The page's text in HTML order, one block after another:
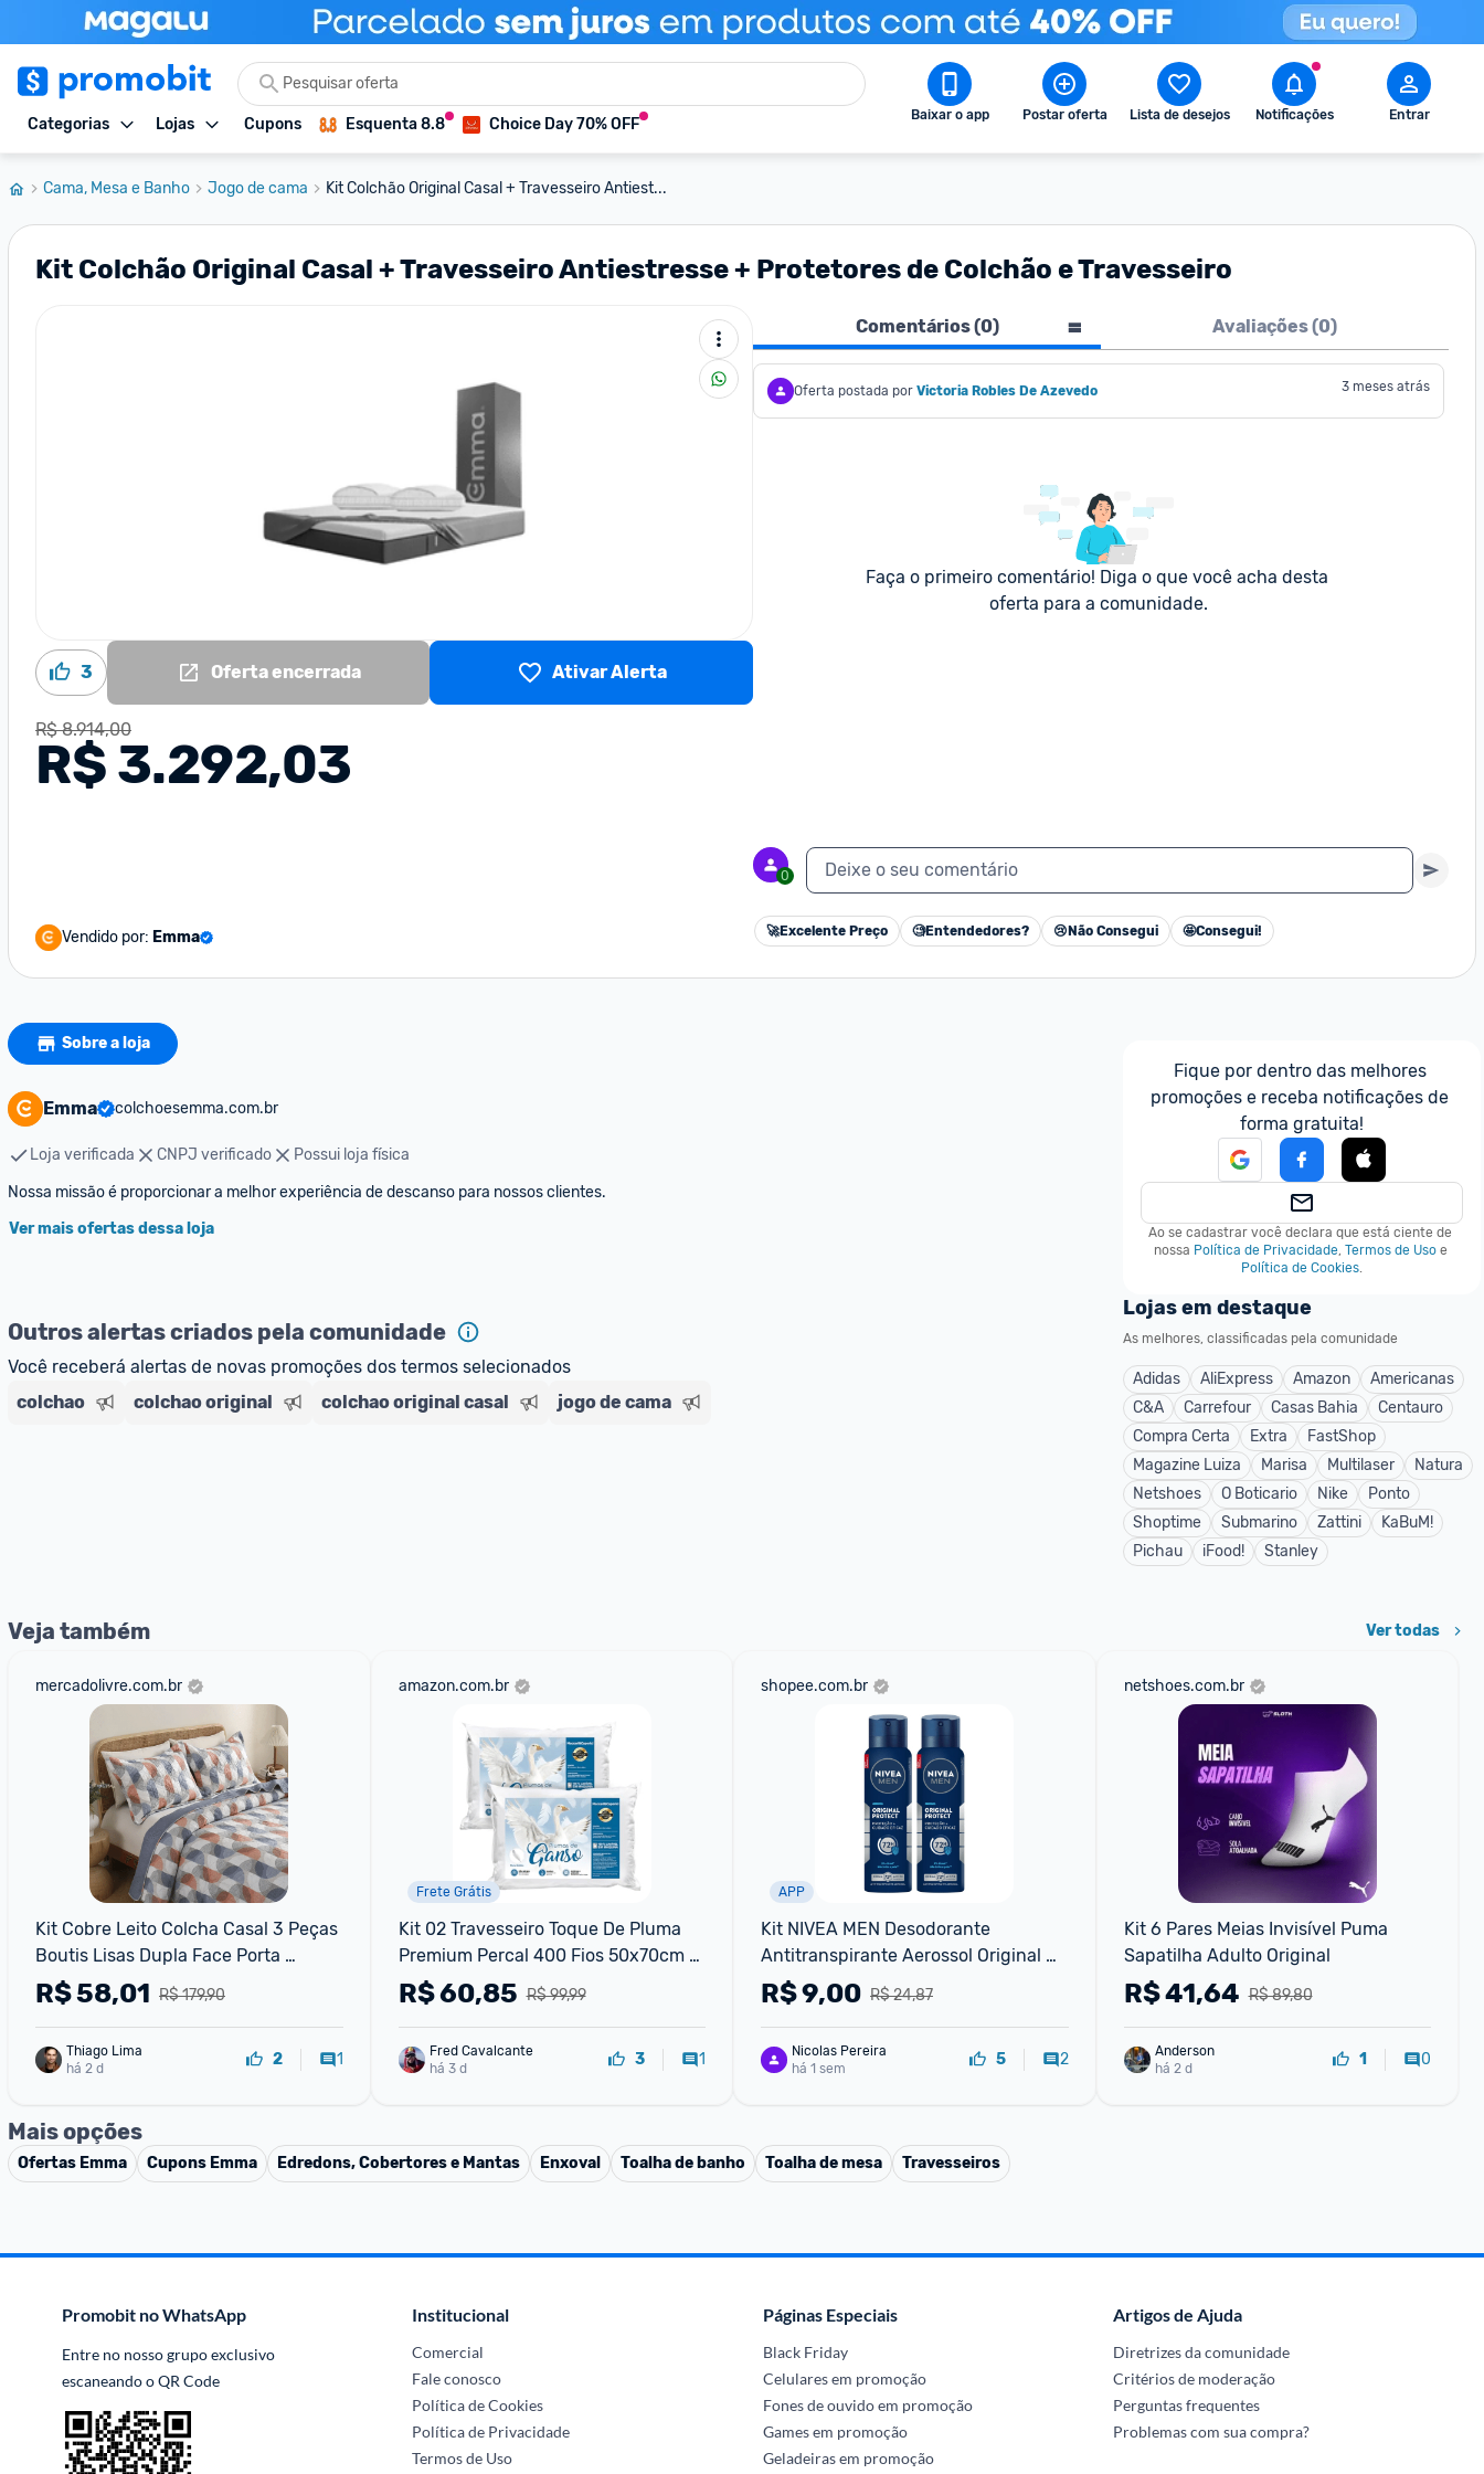
Categorias Lojas Cupons Esquenta 8.8 Choice Day 70% OFF Baixar o app Postar oferta Lista de desejos Notificações Entrar
Cama, Mesa e Banho Jogo de cama Kit Colchão Original Casal + Travesseiro Antiest...
Kit Colchão Original Casal + Travesseiro Antiestresse + Protetores de Colchão e Travesseiro
3 Oferta encerrada Ativar Alerta
R$ 8.914,00
R$ 3.292,03
Vendido por: Emma
Comentários (0) Avaliações (0)
Oferta postada por Victoria Robles De Azevedo 3 meses atrás
Faça o primeiro comentário! Diga o que você acha desta
oferta para a comunidade.
0 Deixe o seu comentário
🚀Excelente Preço 🧐Entendedores? 😢 Não Consegui 🤩Consegui!
Sobre a loja
Emma colchoesemma.com.br
Loja verificada CNPJ verificado
Possui loja física
Ver mais ofertas dessa loja
Outros alertas criados pela comunidade
Você receberá alertas de novas promoções dos termos selecionados
colchao
colchao original colchao original casal jogo de cama
Fique por dentro das melhores
promoções e receba notificações de
forma gratuita!
Ao se cadastrar você declara que está ciente de
nossa Política de Privacidade, Termos de Uso e
Política de Cookies.
Lojas em destaque
As melhores, classificadas pela comunidade
Adidas AliExpress Amazon
Americanas
C&A
Carrefour Casas Bahia
Centauro
Compra Certa
Extra
FastShop
Magazine Luiza
Marisa Multilaser
Natura
Netshoes
O Boticario Nike
Ponto
Shoptime
Submarino Zattini
KaBuM!
Pichau
iFood! Stanley
Veja também Ver todas
mercadolivre.com.br
Kit Cobre Leito Colcha Casal 3 Peças
Boutis Lisas Dupla Face Porta
Travesseiro Aba Americana Kyoto
Azul
R$ 179,90
R$58,01
Thiago Lima
há 2 d
2 1
amazon.com.br
Frete Grátis
Kit 02 Travesseiro Toque De Pluma
Premium Percal 400 Fios 50x70cm
Lavável, Antiácaro, Antialérgico
R$ 99,99
R$60,85
Fred Cavalcante
há 3 d
3 1
shopee.com.br
APP
Kit NIVEA MEN Desodorante
Antitranspirante Aerossol Original
Protect 150ml
R$ 24,87
R$9,00
Nicolas Pereira
há 1 sem
5 2
netshoes.com.br
Kit 6 Pares Meias Invisível Puma
Sapatilha Adulto Original
R$ 89,80
R$41,64
Anderson
há 2 d
1 0
Mais opções
Ofertas Emma Cupons Emma Edredons, Cobertores e Mantas Enxoval Toalha de banho Toalha de mesa Travesseiros
Promobit no WhatsApp
Entre no nosso grupo exclusivo
escaneando o QR Code
Institucional
Comercial
Fale conosco
Política de Cookies
Política de Privacidade
Termos de Uso
Páginas Especiais
Black Friday
Celulares em promoção
Fones de ouvido em promoção
Games em promoção
Geladeiras em promoção
Artigos de Ajuda
Diretrizes da comunidade
Critérios de moderação
Perguntas frequentes
Problemas com sua compra?